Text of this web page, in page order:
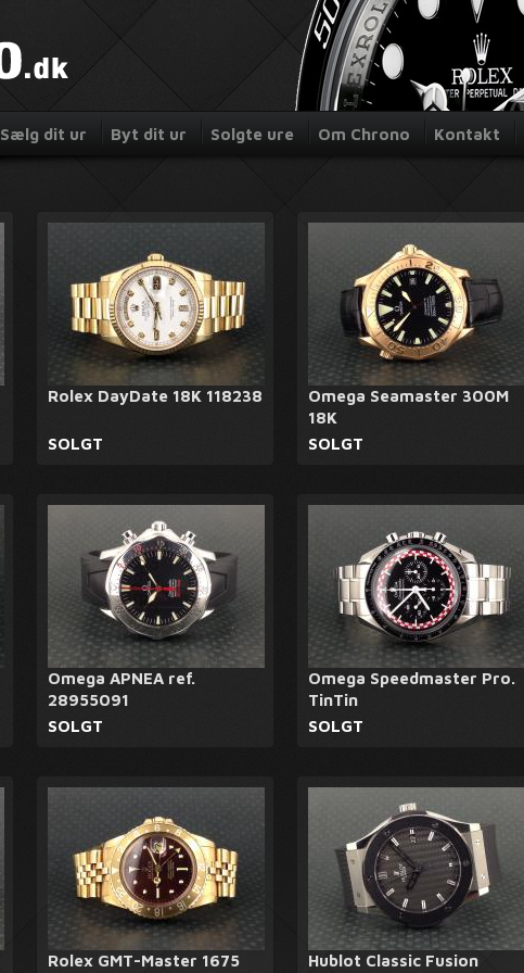
Sælg dit ur Byt dit ur Solgte ure Om Chrono Kontakt
Rolex DayDate 18K 118238
SOLGT
Omega Seamaster 300M
18K
SOLGT
Omega APNEA ref.
28955091
SOLGT
Omega Speedmaster Pro.
TinTin
SOLGT
Rolex GMT-Master 1675 Hublot Classic Fusion